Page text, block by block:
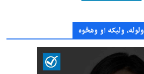
ولوله، ولیکه او وهڅوه